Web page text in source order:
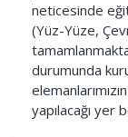
neticesinde
(Yüz-Yüze,
durumunda
yapılacağı yer